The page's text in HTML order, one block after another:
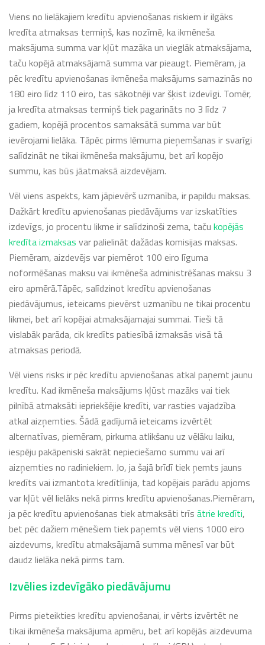
Viens no lielākajiem kredītu apvienošanas riskiem ir ilgāks
kredīta atmaksas termiņš, kas nozīmē, ka ikmēneša
maksājuma summa var kļūt mazāka un vieglāk atmaksājama,
taču kopējā atmaksājamā summa var pieaugt. Piemēram, ja
pēc kredītu apvienošanas ikmēneša maksājums samazinās no
180 eiro līdz 110 eiro, tas sākotnēji var šķist izdevīgi. Tomēr,
ja kredīta atmaksas termiņš tiek pagarināts no 3 līdz 7
gadiem, kopējā procentos samaksātā summa var būt
ievērojami lielāka. Tāpēc pirms lēmuma pieņemšanas ir svarīgi
salīdzināt ne tikai ikmēneša maksājumu, bet arī kopējo
summu, kas būs jāatmaksā aizdevējam.
Vēl viens aspekts, kam jāpievērš uzmanība, ir papildu maksas.
Dažkārt kredītu apvienošanas piedāvājums var izskatīties
izdevīgs, jo procentu likme ir salīdzinoši zema, taču kopējās
kredīta izmaksas var palielināt dažādas komisijas maksas.
Piemēram, aizdevējs var piemērot 100 eiro līguma
noformēšanas maksu vai ikmēneša administrēšanas maksu 3
eiro apmērā.Tāpēc, salīdzinot kredītu apvienošanas
piedāvājumus, ieteicams pievērst uzmanību ne tikai procentu
likmei, bet arī kopējai atmaksājamajai summai. Tieši tā
vislabāk parāda, cik kredīts patiesībā izmaksās visā tā
atmaksas periodā.
Vēl viens risks ir pēc kredītu apvienošanas atkal paņemt jaunu
kredītu. Kad ikmēneša maksājums kļūst mazāks vai tiek
pilnībā atmaksāti iepriekšējie kredīti, var rasties vajadzība
atkal aizņemties. Šādā gadījumā ieteicams izvērtēt
alternatīvas, piemēram, pirkuma atlikšanu uz vēlāku laiku,
iespēju pakāpeniski sakrāt nepieciešamo summu vai arī
aizņemties no radiniekiem. Jo, ja šajā brīdī tiek ņemts jauns
kredīts vai izmantota kredītlīnija, tad kopējais parādu apjoms
var kļūt vēl lielāks nekā pirms kredītu apvienošanas.Piemēram,
ja pēc kredītu apvienošanas tiek atmaksāti trīs ātrie kredīti,
bet pēc dažiem mēnešiem tiek paņemts vēl viens 1000 eiro
aizdevums, kredītu atmaksājamā summa mēnesī var būt
daudz lielāka nekā pirms tam.
Izvēlies izdevīgāko piedāvājumu
Pirms pieteikties kredītu apvienošanai, ir vērts izvērtēt ne
tikai ikmēneša maksājuma apmēru, bet arī kopējās aizdevuma